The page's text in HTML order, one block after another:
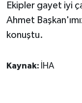
Ekipler gayet iyi
Ahmet
konuştu.
Kaynak: İHA